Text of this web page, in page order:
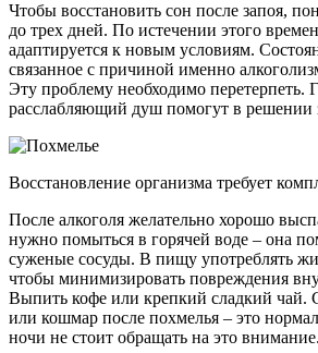
Чтобы восстановить сон после запоя,
до трех дней. По истечении этого
адаптируется к новым условиям.
связанное с причиной именно
Эту проблему необходимо перетерпеть.
расслабляющий душ помогут в решении
Восстановление организма требует
После алкоголя желательно хорошо
нужно помыться в горячей воде – она
суженые сосуды. В пищу употреблять
чтобы минимизировать повреждения
Выпить кофе или крепкий сладкий чай.
или кошмар после похмелья – это
ночи не стоит обращать на это